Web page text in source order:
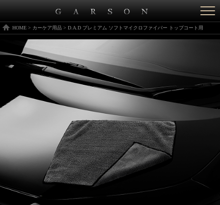
HOME > カーケア用品 > D.A.D プレミアム ソフトマイクロファイバー トップコート用